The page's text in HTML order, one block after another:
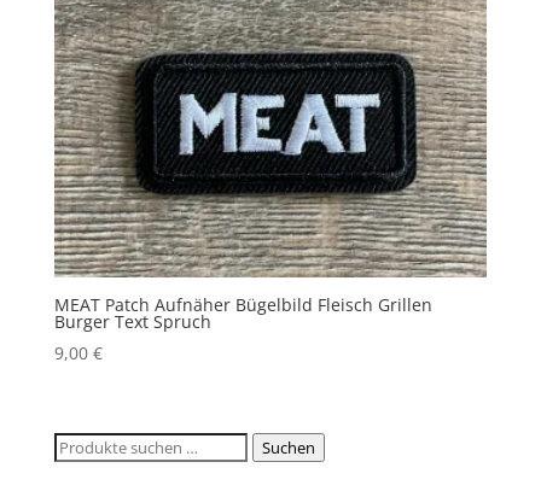
MEAT Patch Aufnäher Bügelbild Fleisch Grillen
Burger Text Spruch
9,00 €
Suchen
Suchen